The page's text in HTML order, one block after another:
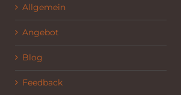
Allgemein
Angebot
Blog
Feedback